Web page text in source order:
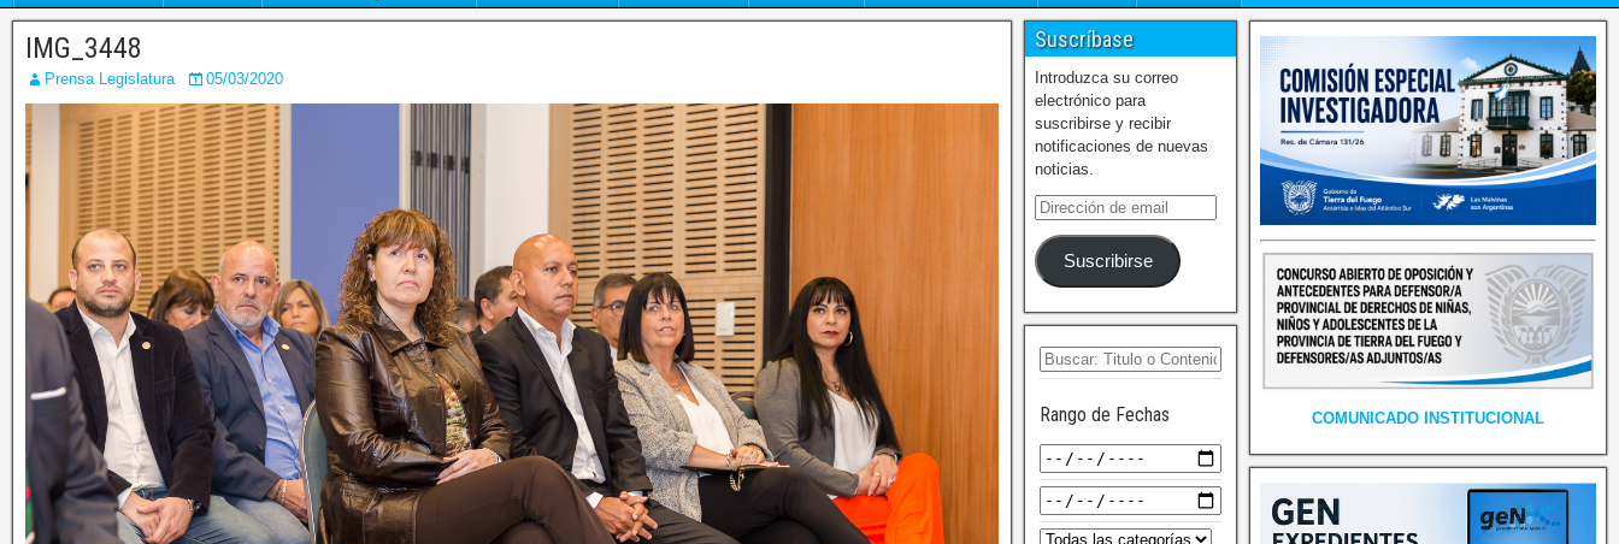
IMG_3448
Prensa Legislatura 05/03/2020
Suscríbase
Introduzca su correo
electrónico para
suscribirse y recibir
notificaciones de nuevas
noticias.
Suscribirse
Rango de Fechas COMUNICADO INSTITUCIONAL